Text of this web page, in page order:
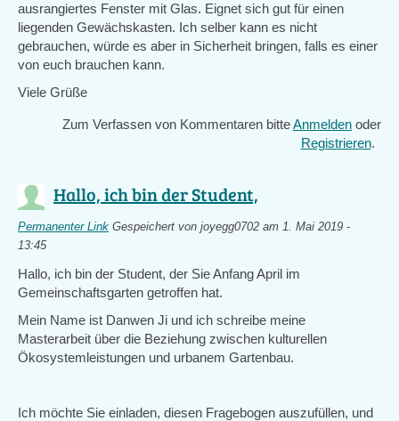
ausrangiertes Fenster mit Glas. Eignet sich gut für einen
liegenden Gewächskasten. Ich selber kann es nicht
gebrauchen, würde es aber in Sicherheit bringen, falls es einer
von euch brauchen kann.
Viele Grüße
Zum Verfassen von Kommentaren bitteAnmelden oder
Registrieren.
Hallo, ich bin der Student,
Permanenter Link Gespeichert von joyegg0702 am 1. Mai 2019 -
13:45
Hallo, ich bin der Student, der Sie Anfang April im
Gemeinschaftsgarten getroffen hat.
Mein Name ist Danwen Ji und ich schreibe meine
Masterarbeit über die Beziehung zwischen kulturellen
Ökosystemleistungen und urbanem Gartenbau.
Ich möchte Sie einladen, diesen Fragebogen auszufüllen, und